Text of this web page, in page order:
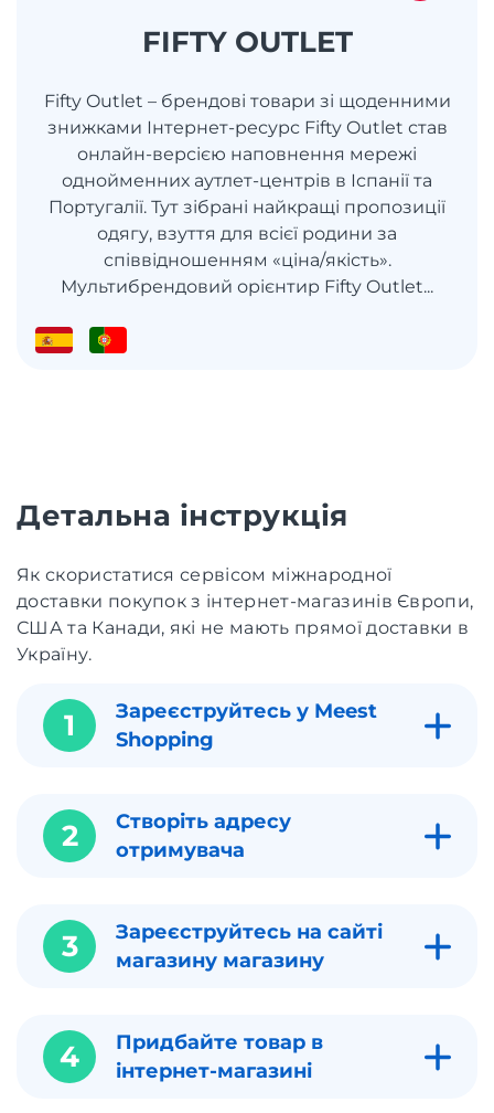
FIFTY OUTLET
Fifty Outlet – брендові товари зі щоденними
знижками Інтернет-ресурс Fifty Outlet став
онлайн-версією наповнення мережі
однойменних аутлет-центрів в Іспанії та
Португалії. Тут зібрані найкращі пропозиції
одягу, взуття для всієї родини за
співвідношенням «ціна/якість».
Мультибрендовий орієнтир Fifty Outlet...
Детальна інструкція
Як скористатися сервісом міжнародної
доставки покупок з інтернет-магазинів Європи,
США та Канади, які не мають прямої доставки в
Україну.
1
Зареєструйтесь у Meest
Shopping
2
Створіть адресу
отримувача
3
Зареєструйтесь на сайті
магазину магазину
4
Придбайте товар в
інтернет-магазині